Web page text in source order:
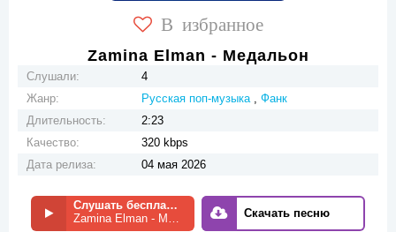
В избранное
Zamina Elman - Медальон
Слушали:
4
Жанр:
Русская поп-музыка, Фанк
Длительность:
2:23
Качество:
320 kbps
Дата релиза:
04 мая 2026
Слушать бесплатно
Zamina Elman - Медальон
Скачать песню